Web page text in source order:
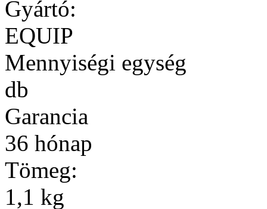
Gyártó:
EQUIP
Mennyiségi egység
db
Garancia
36 hónap
Tömeg:
1,1 kg